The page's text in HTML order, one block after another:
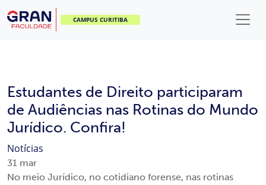
CAMPUS CURITIBA
Estudantes de Direito participaram
de Audiências nas Rotinas do Mundo
Jurídico. Confira!
Notícias
31 mar
No meio Jurídico, no cotidiano forense, nas rotinas